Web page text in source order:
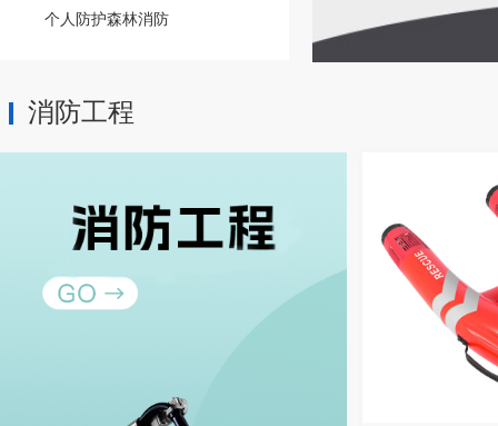
个人防护森林消防
消防工程